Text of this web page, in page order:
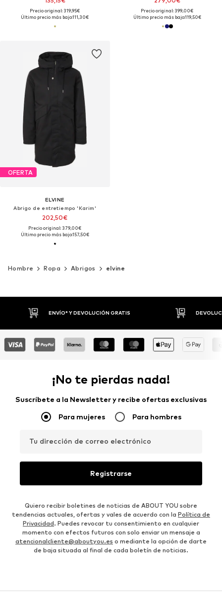
Precio original: 319,95€
Último precio más bajo:111,30€
Precio original: 399,00€
Último precio más bajo:119,50€
OFERTA
ELVINE
Abrigo de entretiempo 'Karim'
202,50€
Precio original: 379,00€
Último precio más bajo:157,50€
Hombre Ropa Abrigos elvine
DEVOLUCIONES HASTA 30 DÍAS
¡No te pierdas nada!
Suscríbete a la Newsletter y recibe ofertas exclusivas
Para mujeres Para hombres
Tu dirección de correo electrónico
Registrarse
Quiero recibir boletines de noticias de ABOUT YOU sobre
tendencias actuales, ofertas y vales de acuerdo con la Política de
Privacidad. Puedes revocar tu consentimiento en cualquier
momento con efectos futuros con solo enviar un mensaje a
atencionalcliente@aboutyou.es o mediante la opción de darte
de baja situada al final de cada boletín de noticias.